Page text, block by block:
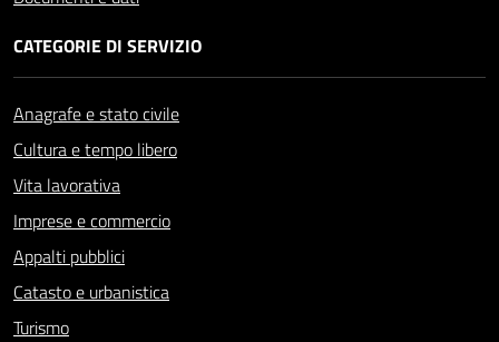
CATEGORIE DI SERVIZIO
Anagrafe e stato civile
Cultura e tempo libero
Vita lavorativa
Imprese e commercio
Appalti pubblici
Catasto e urbanistica
Turismo